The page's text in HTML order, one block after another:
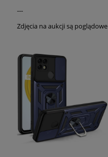
---
Zdjęcia na aukcji są poglądowe